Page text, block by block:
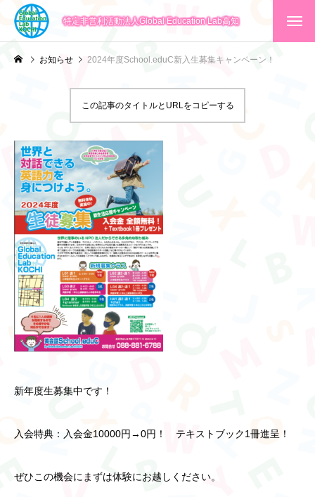
特定非営利活動法人Global Education Lab高知
お知らせ 2024年度School.eduC新入生募集キャンペーン！
この記事のタイトルとURLをコピーする
新年度生募集中です！
入会特典：入会金10000円→0円！ テキストブック1冊進呈！
ぜひこの機会にまずは体験にお越しください。